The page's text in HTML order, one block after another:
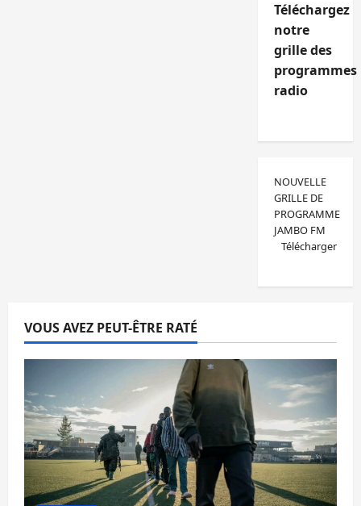
Téléchargez
notre
grille des
programmes
radio
NOUVELLE
GRILLE DE
PROGRAMME
JAMBO FM
Télécharger
VOUS AVEZ PEUT-ÊTRE RATÉ